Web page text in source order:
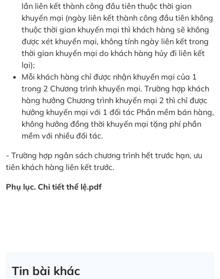
lần liên kết thành công đầu tiên thuộc thời gian
khuyến mại (ngày liên kết thành công đầu tiên không
thuộc thời gian khuyến mại thì khách hàng sẽ không
được xét khuyến mại, không tính ngày liên kết trong
thời gian khuyến mại do khách hàng hủy đi liên kết
lại);
Mỗi khách hàng chỉ được nhận khuyến mại của 1
trong 2 Chương trình khuyến mại. Trường hợp khách
hàng hưởng Chương trình khuyến mại 2 thì chỉ được
hưởng khuyến mại với 1 đối tác Phần mềm bán hàng,
không hưởng đồng thời khuyến mại tặng phí phần
mềm với nhiều đối tác.
- Trường hợp ngân sách chương trình hết trước hạn, ưu
tiên khách hàng liên kết trước.
Phụ lục. Chi tiết thể lệ.pdf
Tin bài khác